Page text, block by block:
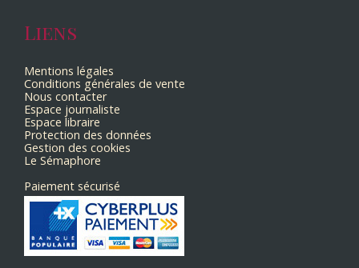
Liens
Mentions légales
Conditions générales de vente
Nous contacter
Espace journaliste
Espace libraire
Protection des données
Gestion des cookies
Le Sémaphore
Paiement sécurisé